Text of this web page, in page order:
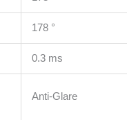
178 °
0.3 ms
Anti-Glare